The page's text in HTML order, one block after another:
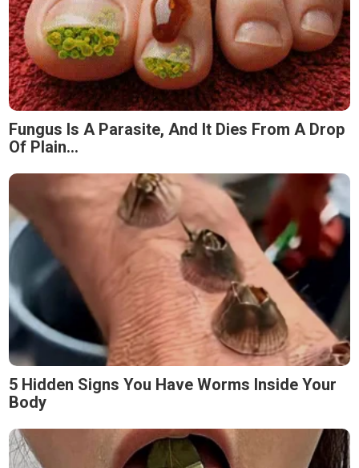
Fungus Is A Parasite, And It Dies From A Drop
Of Plain...
5 Hidden Signs You Have Worms Inside Your
Body